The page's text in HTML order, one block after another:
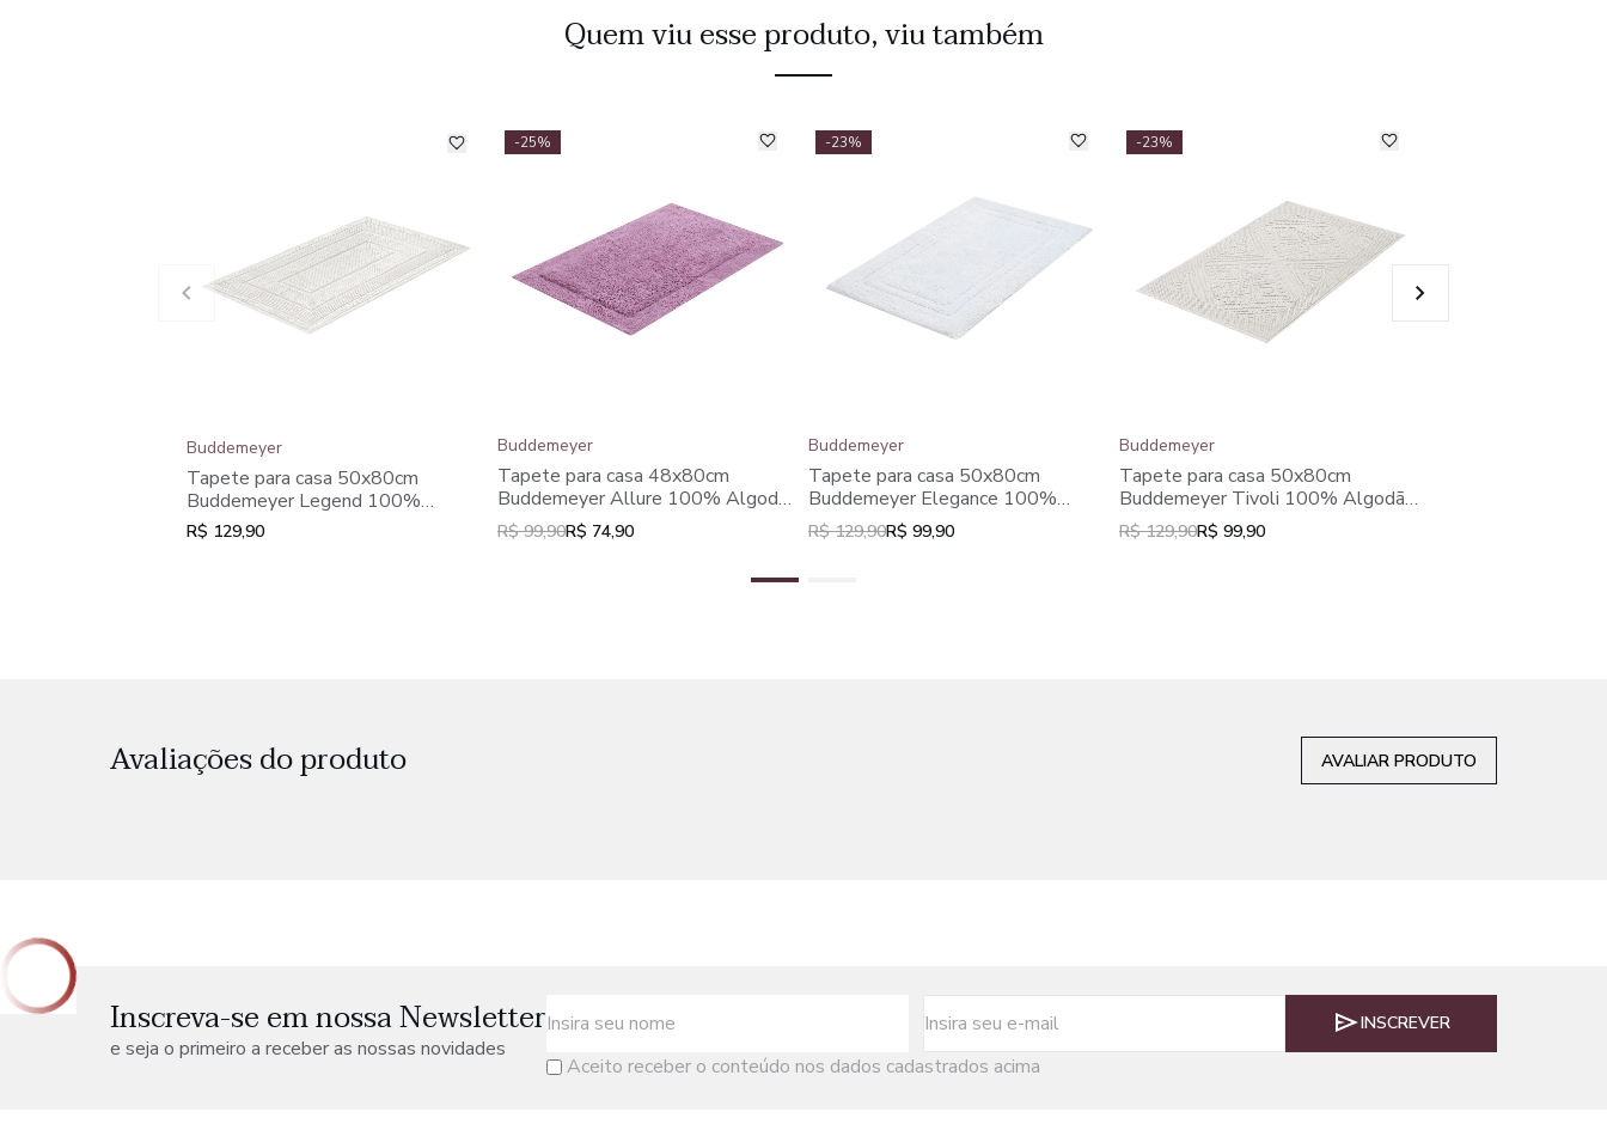
Quem viu esse produto, viu também
Buddemeyer
Tapete para casa 50x80cm
Buddemeyer Legend 100%
Algodão
R$ 129,90
-25%
Buddemeyer
Tapete para casa 48x80cm
Buddemeyer Allure 100% Algodão
Branco
R$ 99,90R$ 74,90
-23%
Buddemeyer
Tapete para casa 50x80cm
Buddemeyer Elegance 100%
Algodão Branco
R$ 129,90R$ 99,90
-23%
Buddemeyer
Tapete para casa 50x80cm
Buddemeyer Tivoli 100% Algodão
Branco
R$ 129,90R$ 99,90
Avaliações do produto AVALIAR PRODUTO
Inscreva-se em nossa Newsletter
e seja o primeiro a receber as nossas novidades
Aceito receber o conteúdo nos dados cadastrados acima
INSCREVER